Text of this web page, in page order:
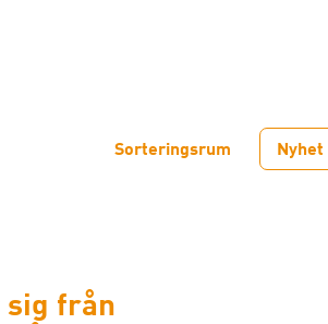
Sorteringsrum Nyhet
sig från